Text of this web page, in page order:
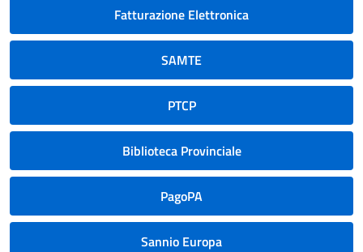
Fatturazione Elettronica
SAMTE
PTCP
Biblioteca Provinciale
PagoPA
Sannio Europa